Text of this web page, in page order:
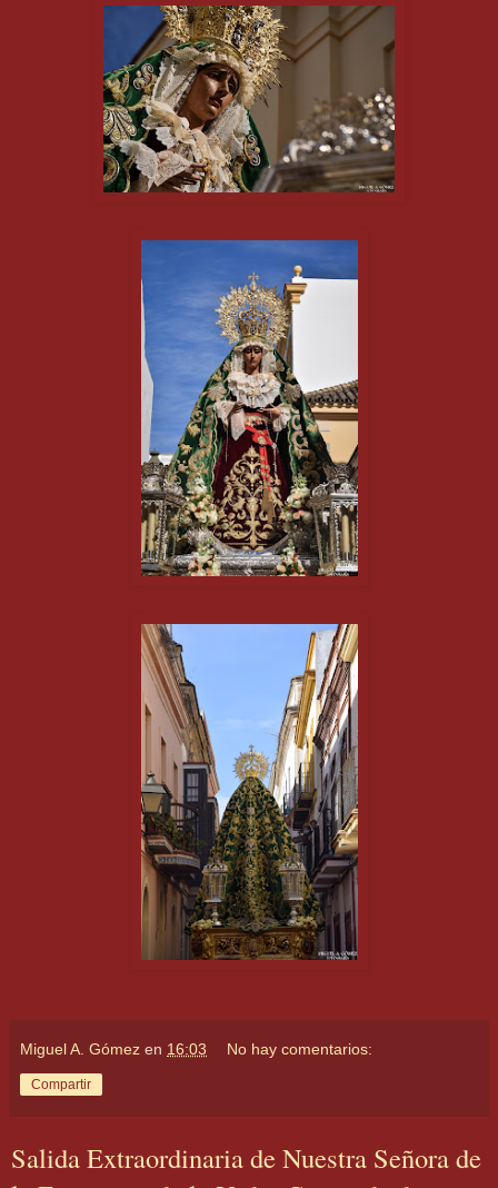
Miguel A. Gómez en 16:03 No hay comentarios:
Compartir
Salida Extraordinaria de Nuestra Señora de